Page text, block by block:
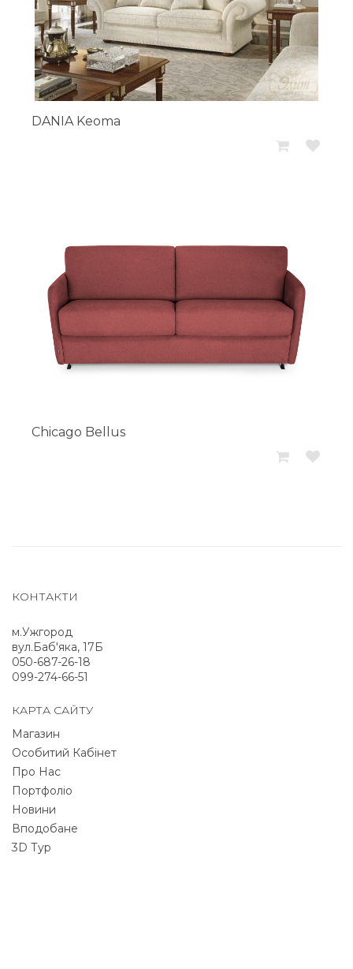
DANIA Keoma
Chicago Bellus
КОНТАКТИ
м.Ужгород
вул.Баб'яка, 17Б
050-687-26-18
099-274-66-51
КАРТА САЙТУ
Магазин
Особитий Кабінет
Про Нас
Портфоліо
Новини
Вподобане
3D Тур